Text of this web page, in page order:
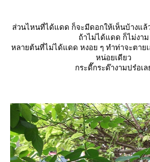
ส่วนไหนที่ได้แดด ก็จะมีดอกให้เห็นบ้างแ
ถ้าไม่ได้แดด ก็ไม่งาม
หลายต้นที่ไม่ได้แดด หงอย ๆ ทำท่าจะตาย
หน่อยเดียว
กระดี๊กระด๊างามปร๋อเ